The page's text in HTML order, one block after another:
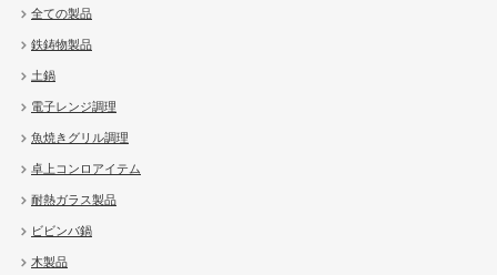
全ての製品
鉄鋳物製品
土鍋
電子レンジ調理
魚焼きグリル調理
卓上コンロアイテム
耐熱ガラス製品
ビビンバ鍋
木製品